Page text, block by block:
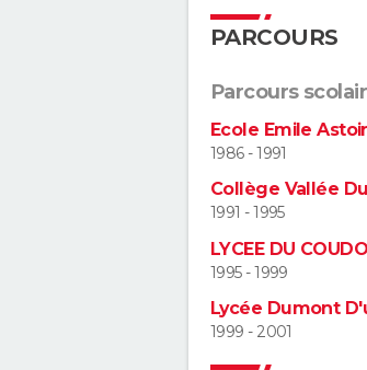
PARCOURS
Parcours
Ecole Emile
1986 - 1991
Collège Vallée
1991 - 1995
LYCEE DU
1995 - 1999
Lycée Dumont
1999 - 2001